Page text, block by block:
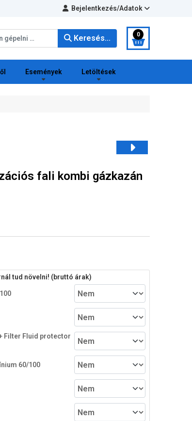
Bejelentkezés/Adatok
Keresés... 0
Események Letöltések
fali kombi gázkazán
tud növelni! (bruttó árak)
Filter Fluid protector
60/100